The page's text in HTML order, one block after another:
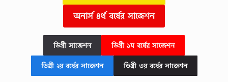
অনার্স ৪র্থ বর্ষের সাজেশন
ডিগ্রী সাজেশন ডিগ্রী ১ম বর্ষের সাজেশন
ডিগ্রী ২য় বর্ষের সাজেশন ডিগ্রী ৩য় বর্ষের সাজেশন